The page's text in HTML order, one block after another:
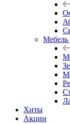
Мебель
Хиты
Акции